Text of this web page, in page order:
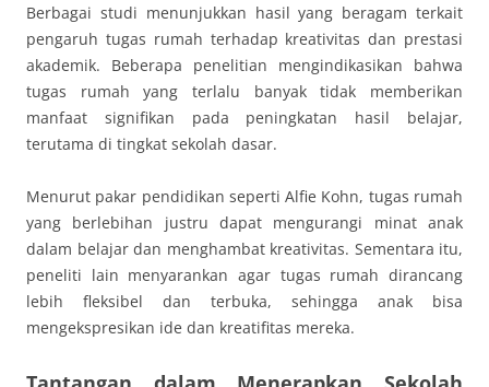
Berbagai studi menunjukkan hasil yang beragam terkait
pengaruh tugas rumah terhadap kreativitas dan prestasi
akademik. Beberapa penelitian mengindikasikan bahwa
tugas rumah yang terlalu banyak tidak memberikan
manfaat signifikan pada peningkatan hasil belajar,
terutama di tingkat sekolah dasar.
Menurut pakar pendidikan seperti Alfie Kohn, tugas rumah
yang berlebihan justru dapat mengurangi minat anak
dalam belajar dan menghambat kreativitas. Sementara itu,
peneliti lain menyarankan agar tugas rumah dirancang
lebih fleksibel dan terbuka, sehingga anak bisa
mengekspresikan ide dan kreatifitas mereka.